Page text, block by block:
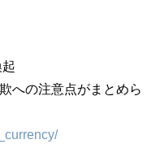
への注意点がまとめら